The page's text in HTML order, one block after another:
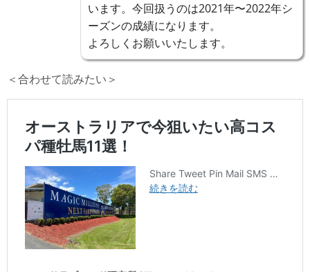
います。今回扱うのは2021年〜2022年シ
ーズンの成績になります。
よろしくお願いいたします。
＜合わせて読みたい＞